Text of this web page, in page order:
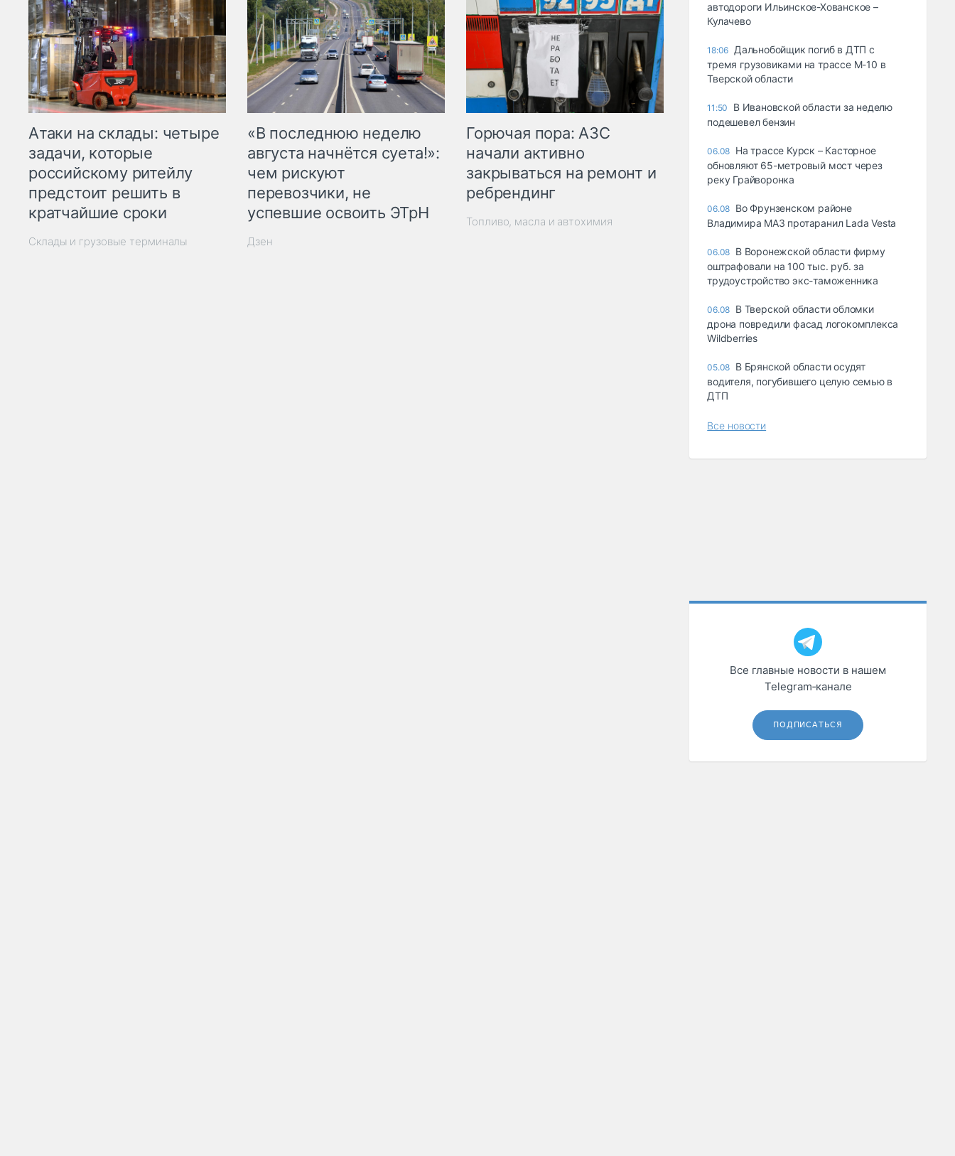
Атаки на склады: четыре
задачи, которые
российскому ритейлу
предстоит решить в
кратчайшие сроки
Склады и грузовые терминалы
«В последнюю неделю
августа начнётся суета!»:
чем рискуют
перевозчики, не
успевшие освоить ЭТрН
Дзен
Горючая пора: АЗС
начали активно
закрываться на ремонт и
ребрендинг
Топливо, масла и автохимия
автодороги Ильинское-Хованское –
Кулачево
18:06 Дальнобойщик погиб в ДТП с
тремя грузовиками на трассе М-10 в
Тверской области
11:50
В Ивановской области за неделю
подешевел бензин
06.08 На трассе Курск – Касторное
обновляют 65-метровый мост через
реку Грайворонка
06.08 Во Фрунзенском районе
Владимира МАЗ протаранил Lada Vesta
06.08 В Воронежской области фирму
оштрафовали на 100 тыс. руб. за
трудоустройство экс-таможенника
06.08 В Тверской области обломки
дрона повредили фасад логокомплекса
Wildberries
05.08 В Брянской области осудят
водителя, погубившего целую семью в
ДТП
Все новости
Все главные новости в нашем
Telegram‑канале
ПОДПИСАТЬСЯ